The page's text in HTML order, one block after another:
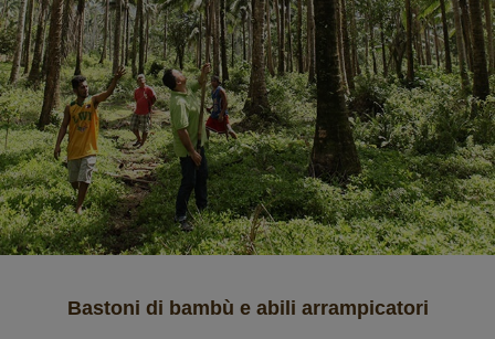
Bastoni di bambù e abili arrampicatori